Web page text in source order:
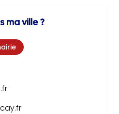
ma ville ?